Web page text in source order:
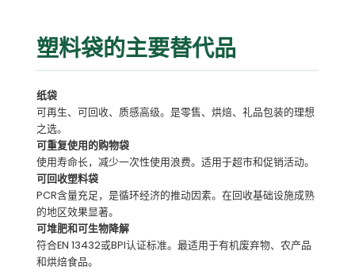
塑料袋的主要替代品
纸袋
可再生、可回收、质感高级。是零售、烘焙、礼品包装的理想
之选。
可重复使用的购物袋
使用寿命长，减少一次性使用浪费。适用于超市和促销活动。
可回收塑料袋
PCR含量充足，是循环经济的推动因素。在回收基础设施成熟
的地区效果显著。
可堆肥和可生物降解
符合EN 13432或BPI认证标准。最适用于有机废弃物、农产品
和烘焙食品。